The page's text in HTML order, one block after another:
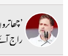
راج